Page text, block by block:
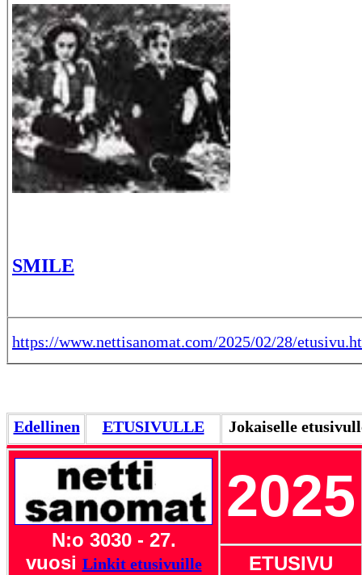
SMILE
https://www.nettisanomat.com/2025/02/28/
Edellinen ETUSIVULLE Jokaiselle
N:o 3030 - 27.
vuosi Linkit etusivuille
2025
ETUSIVU